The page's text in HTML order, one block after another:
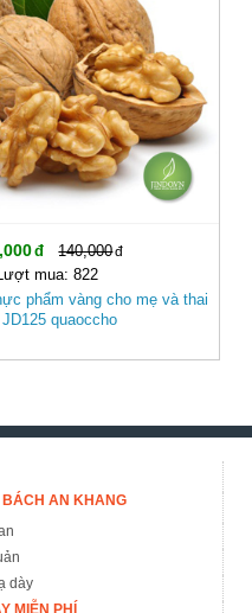
140,000
Lượt mua: 822
phẩm vàng cho mẹ và thai
quaoccho
AN KHANG
dày
MIỄN PHÍ